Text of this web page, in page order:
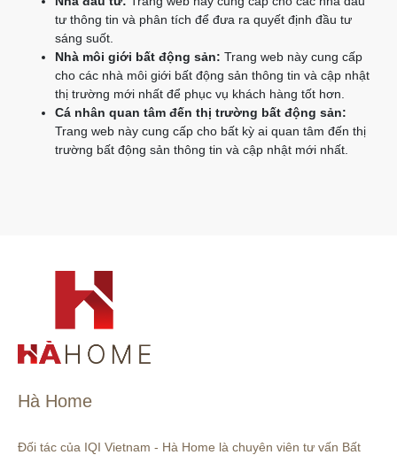
tư thông tin và phân tích để đưa ra quyết định đầu tư
sáng suốt.
Nhà môi giới bất động sản: Trang web này cung cấp
cho các nhà môi giới bất động sản thông tin và cập nhật
thị trường mới nhất để phục vụ khách hàng tốt hơn.
Cá nhân quan tâm đến thị trường bất động sản:
Trang web này cung cấp cho bất kỳ ai quan tâm đến thị
trường bất động sản thông tin và cập nhật mới nhất.
Hà Home
Đối tác của IQI Vietnam - Hà Home là chuyên viên tư vấn Bất